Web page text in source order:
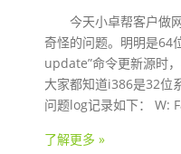
今天小卓帮客户做
奇怪的问题。明明是64
update”命令更新源时
大家都知道i386是32位
问题log记录如下：
了解更多 »